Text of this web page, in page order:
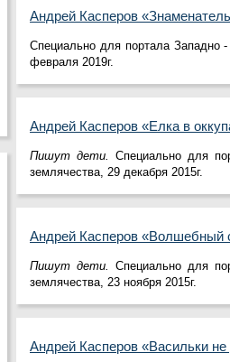
Андрей Касперов
Специально для портала Западно
февраля 2019г.
Андрей Касперов «Елка в
Пишут дети. Специально для
землячества, 29 декабря 2015г.
Андрей Касперов «Волшебный
Пишут дети. Специально для
землячества, 23 ноября 2015г.
Андрей Касперов «Васильки